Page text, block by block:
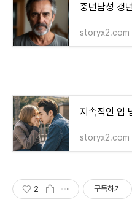
storyx2.com
storyx2.com
2 구독하기